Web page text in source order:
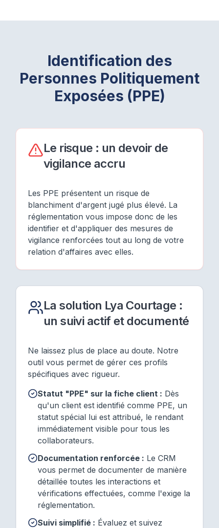
Identification des
Personnes Politiquement
Exposées (PPE)
Le risque : un devoir de
vigilance accru
Les PPE présentent un risque de
blanchiment d'argent jugé plus élevé. La
réglementation vous impose donc de les
identifier et d'appliquer des mesures de
vigilance renforcées tout au long de votre
relation d'affaires avec elles.
La solution Lya Courtage :
un suivi actif et documenté
Ne laissez plus de place au doute. Notre
outil vous permet de gérer ces profils
spécifiques avec rigueur.
Statut "PPE" sur la fiche client : Dès
qu'un client est identifié comme PPE, un
statut spécial lui est attribué, le rendant
immédiatement visible pour tous les
collaborateurs.
Documentation renforcée : Le CRM
vous permet de documenter de manière
détaillée toutes les interactions et
vérifications effectuées, comme l'exige la
réglementation.
Suivi simplifié : Évaluez et suivez